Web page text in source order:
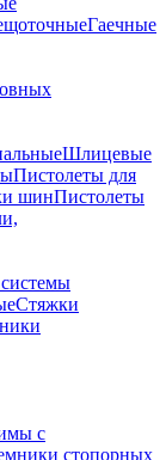
Гаечные
Шлицевые
Пистолеты для
шинПистолеты
Стяжки
с
стопорных